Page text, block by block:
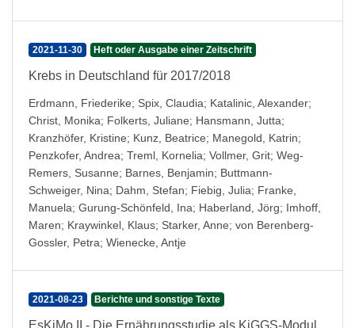
2021-11-30 Heft oder Ausgabe einer Zeitschrift
Krebs in Deutschland für 2017/2018
Erdmann, Friederike; Spix, Claudia; Katalinic, Alexander;
Christ, Monika; Folkerts, Juliane; Hansmann, Jutta;
Kranzhöfer, Kristine; Kunz, Beatrice; Manegold, Katrin;
Penzkofer, Andrea; Treml, Kornelia; Vollmer, Grit; Weg-
Remers, Susanne; Barnes, Benjamin; Buttmann-
Schweiger, Nina; Dahm, Stefan; Fiebig, Julia; Franke,
Manuela; Gurung-Schönfeld, Ina; Haberland, Jörg; Imhoff,
Maren; Kraywinkel, Klaus; Starker, Anne; von Berenberg-
Gossler, Petra; Wienecke, Antje
2021-08-23 Berichte und sonstige Texte
EsKiMo II - Die Ernährungsstudie als KiGGS-Modul